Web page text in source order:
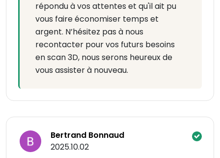
répondu à vos attentes et qu'il ait pu
vous faire économiser temps et
argent. N’hésitez pas à nous
recontacter pour vos futurs besoins
en scan 3D, nous serons heureux de
vous assister à nouveau.
Bertrand Bonnaud
2025.10.02